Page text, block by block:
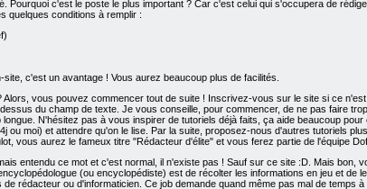
Pourquoi c'est le poste le plus important ? Car c'est celui qui s'occupera de
quelques conditions à remplir :
c'est un avantage ! Vous aurez beaucoup plus de facilités.
vous pouvez commencer tout de suite ! Inscrivez-vous sur le site si ce
du champ de texte. Je vous conseille, pour commencer, de ne pas faire
N'hésitez pas à vous inspirer de tutoriels déjà faits, ça aide beaucoup
moi) et attendre qu'on le lise. Par la suite, proposez-nous d'autres tutoriels
vous aurez le fameux titre "Rédacteur d'élite" et vous ferez partie de l'équipe
entendu ce mot et c'est normal, il n'existe pas ! Sauf sur ce site :D. Mais bon,
(ou encyclopédiste) est de récolter les informations en jeu et de
rédacteur ou d'informaticien. Ce job demande quand même pas mal de temps